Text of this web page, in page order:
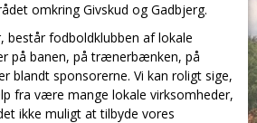
omkring Givskud og Gadbjerg.
består fodboldklubben af lokale
på banen, på trænerbænken, på
blandt sponsorerne. Vi kan roligt sige,
fra være mange lokale virksomheder,
ikke muligt at tilbyde vores